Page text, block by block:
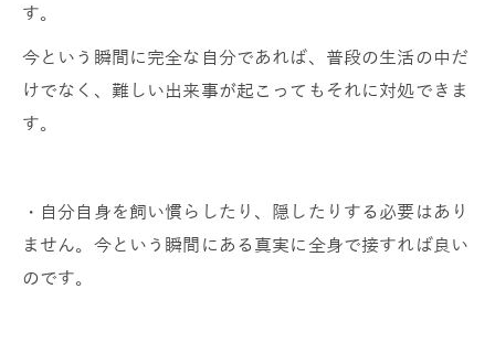
す。
今という瞬間に完全な自分であれば、普段の生活の中だ
けでなく、難しい出来事が起こってもそれに対処できま
す。
・自分自身を飼い慣らしたり、隠したりする必要はあり
ません。今という瞬間にある真実に全身で接すれば良い
のです。